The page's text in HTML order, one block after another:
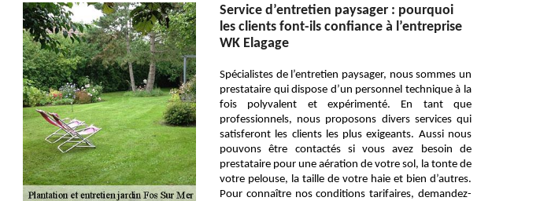
Service d’entretien paysager : pourquoi
les clients font-ils confiance à l’entreprise
WK Elagage
Spécialistes de l’entretien paysager, nous sommes un
prestataire qui dispose d’un personnel technique à la
fois polyvalent et expérimenté. En tant que
professionnels, nous proposons divers services qui
satisferont les clients les plus exigeants. Aussi nous
pouvons être contactés si vous avez besoin de
prestataire pour une aération de votre sol, la tonte de
votre pelouse, la taille de votre haie et bien d’autres.
Pour connaître nos conditions tarifaires, demandez-